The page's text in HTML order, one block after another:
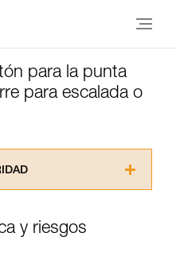
para la punta
para escalada o
comprender la
técnica para poder
y riesgos